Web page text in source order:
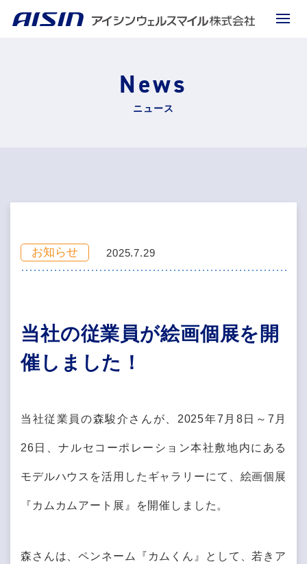
ニュース
News
お知らせ 2025.7.29
当社の従業員が絵画個展を開
催しました！
当社従業員の森駿介さんが、2025年7月8日～7月
26日、ナルセコーポレーション本社敷地内にある
モデルハウスを活用したギャラリーにて、絵画個展
『カムカムアート展』を開催しました。
森さんは、ペンネーム『カムくん』として、若きア